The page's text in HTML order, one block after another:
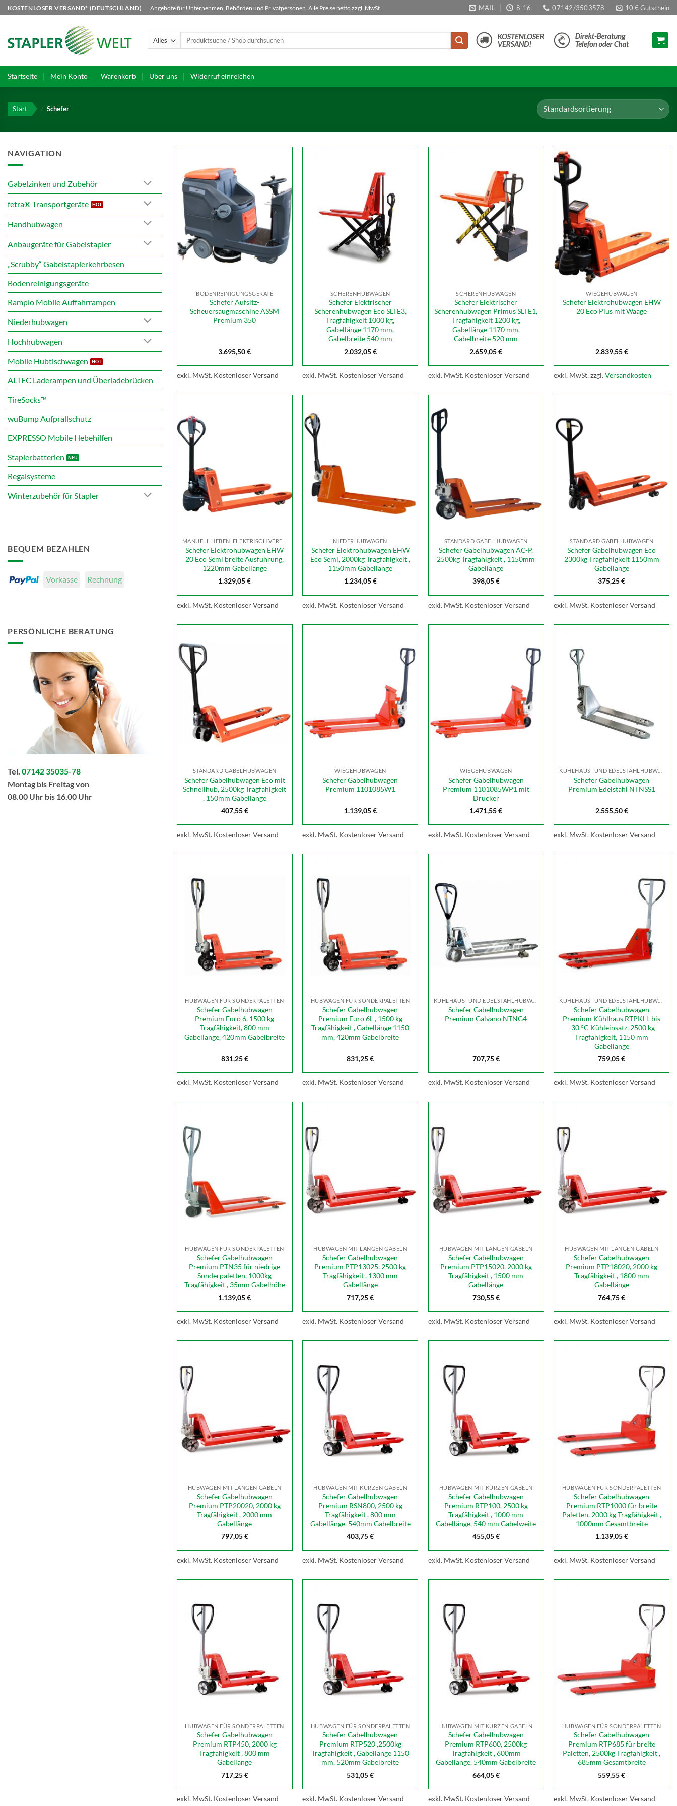
Zum
Inhalt
KOSTENLOSER VERSAND* (DEUTSCHLAND) Angebote für Unternehmen, Behörden und Privatpersonen. Alle Preise netto zzgl. MwSt. MAIL 8-16 07142/3503578 10 € Gutschein
Suchen
Startseite Mein Konto Warenkorb Über uns Widerruf einreichen
Start / Schefer
NAVIGATION
Gabelzinken und Zubehör
fetra® Transportgeräte
Handhubwagen
Anbaugeräte für Gabelstapler
„Scrubby“ Gabelstaplerkehrbesen
Bodenreinigungsgeräte
Ramplo Mobile Auffahrrampen
Niederhubwagen
Hochhubwagen
Mobile Hubtischwagen
ALTEC Laderampen und Überladebrücken
TireSocks™
wuBump Aufprallschutz
EXPRESSO Mobile Hebehilfen
Staplerbatterien
Regalsysteme
Winterzubehör für Stapler
BEQUEM BEZAHLEN
Vorkasse Rechnung
PERSÖNLICHE BERATUNG
Tel. 07142 35035-78
Montag bis Freitag von
08.00 Uhr bis 16.00 Uhr
BODENREINIGUNGSGERÄTE
Schefer Aufsitz-
Scheuersaugmaschine ASSM
Premium 350
3.695,50€
exkl. MwSt. Kostenloser Versand
SCHERENHUBWAGEN
Schefer Elektrischer
Scherenhubwagen Eco SLTE3,
Tragfähigkeit 1000 kg,
Gabellänge 1170 mm,
Gabelbreite 540 mm
2.032,05€
exkl. MwSt. Kostenloser Versand
SCHERENHUBWAGEN
Schefer Elektrischer
Scherenhubwagen Primus SLTE1,
Tragfähigkeit 1200 kg,
Gabellänge 1170 mm,
Gabelbreite 520 mm
2.659,05€
exkl. MwSt. Kostenloser Versand
WIEGEHUBWAGEN
Schefer Elektrohubwagen EHW
20 Eco Plus mit Waage
2.839,55€
exkl. MwSt.zzgl.Versandkosten
Schefer Elektrohubwagen EHW
20 Eco Semi breite Ausführung,
1220mm Gabellänge
1.329,05€
exkl. MwSt. Kostenloser Versand
NIEDERHUBWAGEN
Schefer Elektrohubwagen EHW
Eco Semi, 2000kg Tragfähigkeit ,
1150mm Gabellänge
1.234,05€
exkl. MwSt. Kostenloser Versand
STANDARD GABELHUBWAGEN
Schefer Gabelhubwagen AC-P,
2500kg Tragfähigkeit , 1150mm
Gabellänge
398,05€
exkl. MwSt. Kostenloser Versand
STANDARD GABELHUBWAGEN
Schefer Gabelhubwagen Eco
2300kg Tragfähigkeit 1150mm
Gabellänge
375,25€
exkl. MwSt. Kostenloser Versand
STANDARD GABELHUBWAGEN
Schefer Gabelhubwagen Eco mit
Schnellhub, 2500kg Tragfähigkeit
, 150mm Gabellänge
407,55€
exkl. MwSt. Kostenloser Versand
WIEGEHUBWAGEN
Schefer Gabelhubwagen
Premium 1101085W1
1.139,05€
exkl. MwSt. Kostenloser Versand
WIEGEHUBWAGEN
Schefer Gabelhubwagen
Premium 1101085WP1 mit
Drucker
1.471,55€
exkl. MwSt. Kostenloser Versand
KÜHLHAUS- UND EDELSTAHLHUBWAGEN
Schefer Gabelhubwagen
Premium Edelstahl NTNSS1
2.555,50€
exkl. MwSt. Kostenloser Versand
HUBWAGEN FÜR SONDERPALETTEN
Schefer Gabelhubwagen
Premium Euro 6, 1500 kg
Tragfähigkeit, 800 mm
Gabellänge, 420mm Gabelbreite
831,25€
exkl. MwSt. Kostenloser Versand
HUBWAGEN FÜR SONDERPALETTEN
Schefer Gabelhubwagen
Premium Euro 6L , 1500 kg
Tragfähigkeit , Gabellänge 1150
mm, 420mm Gabelbreite
831,25€
exkl. MwSt. Kostenloser Versand
KÜHLHAUS- UND EDELSTAHLHUBWAGEN
Schefer Gabelhubwagen
Premium Galvano NTNG4
707,75€
exkl. MwSt. Kostenloser Versand
KÜHLHAUS- UND EDELSTAHLHUBWAGEN
Schefer Gabelhubwagen
Premium Kühlhaus RTPKH, bis
-30 °C Kühleinsatz, 2500 kg
Tragfähigkeit, 1150 mm
Gabellänge
759,05€
exkl. MwSt. Kostenloser Versand
HUBWAGEN FÜR SONDERPALETTEN
Schefer Gabelhubwagen
Premium PTN35 für niedrige
Sonderpaletten, 1000kg
Tragfähigkeit , 35mm Gabelhöhe
1.139,05€
exkl. MwSt. Kostenloser Versand
HUBWAGEN MIT LANGEN GABELN
Schefer Gabelhubwagen
Premium PTP13025, 2500 kg
Tragfähigkeit , 1300 mm
Gabellänge
717,25€
exkl. MwSt. Kostenloser Versand
HUBWAGEN MIT LANGEN GABELN
Schefer Gabelhubwagen
Premium PTP15020, 2000 kg
Tragfähigkeit , 1500 mm
Gabellänge
730,55€
exkl. MwSt. Kostenloser Versand
HUBWAGEN MIT LANGEN GABELN
Schefer Gabelhubwagen
Premium PTP18020, 2000 kg
Tragfähigkeit , 1800 mm
Gabellänge
764,75€
exkl. MwSt. Kostenloser Versand
HUBWAGEN MIT LANGEN GABELN
Schefer Gabelhubwagen
Premium PTP20020, 2000 kg
Tragfähigkeit , 2000 mm
Gabellänge
797,05€
exkl. MwSt. Kostenloser Versand
HUBWAGEN MIT KURZEN GABELN
Schefer Gabelhubwagen
Premium RSN800, 2500 kg
Tragfähigkeit , 800 mm
Gabellänge, 540mm Gabelbreite
403,75€
exkl. MwSt. Kostenloser Versand
HUBWAGEN MIT KURZEN GABELN
Schefer Gabelhubwagen
Premium RTP100, 2500 kg
Tragfähigkeit , 1000 mm
Gabellänge, 540 mm Gabelweite
455,05€
exkl. MwSt. Kostenloser Versand
HUBWAGEN FÜR SONDERPALETTEN
Schefer Gabelhubwagen
Premium RTP1000 für breite
Paletten, 2000 kg Tragfähigkeit ,
1000mm Gesamtbreite
1.139,05€
exkl. MwSt. Kostenloser Versand
HUBWAGEN FÜR SONDERPALETTEN
Schefer Gabelhubwagen
Premium RTP450, 2000 kg
Tragfähigkeit , 800 mm
Gabellänge
717,25€
exkl. MwSt. Kostenloser Versand
HUBWAGEN FÜR SONDERPALETTEN
Schefer Gabelhubwagen
Premium RTP520 ,2500kg
Tragfähigkeit , Gabellänge 1150
mm, 520mm Gabelbreite
531,05€
exkl. MwSt. Kostenloser Versand
HUBWAGEN MIT KURZEN GABELN
Schefer Gabelhubwagen
Premium RTP600, 2500kg
Tragfähigkeit , 600mm
Gabellänge, 540mm Gabelbreite
664,05€
exkl. MwSt. Kostenloser Versand
HUBWAGEN FÜR SONDERPALETTEN
Schefer Gabelhubwagen
Premium RTP685 für breite
Paletten, 2500kg Tragfähigkeit ,
685mm Gesamtbreite
559,55€
exkl. MwSt. Kostenloser Versand